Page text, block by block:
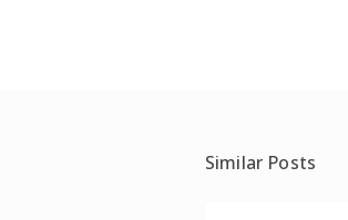
Similar Posts